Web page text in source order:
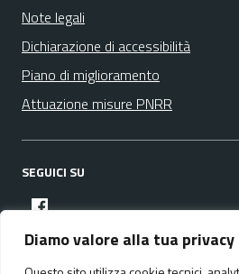
Diamo valore alla tua privacy
Note legali
Dichiarazione di accessibilità
Piano di miglioramento
Attuazione misure PNRR
SEGUICI SU
facebook